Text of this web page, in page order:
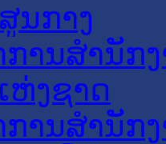
ນກາງ
ານສໍານັກ
ຫ່ງຊາດ
ການສຳນັກ